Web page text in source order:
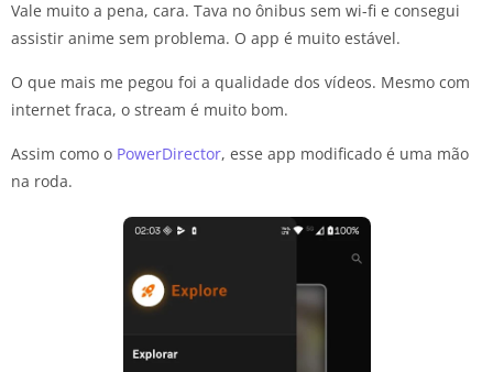
Vale muito a pena, cara. Tava no ônibus sem wi-fi e consegui
assistir anime sem problema. O app é muito estável.
O que mais me pegou foi a qualidade dos vídeos. Mesmo com
internet fraca, o stream é muito bom.
Assim como o PowerDirector, esse app modificado é uma mão
na roda.